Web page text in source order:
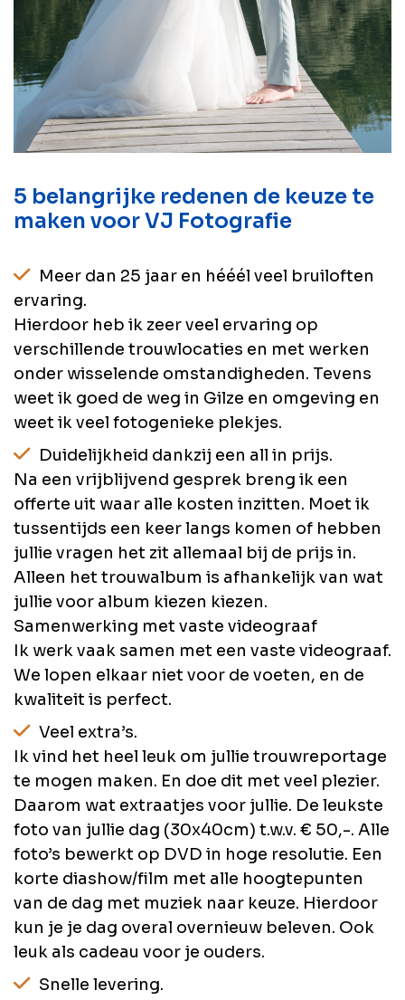
5 belangrijke redenen de keuze te
maken voor VJ Fotografie
Meer dan 25 jaar en hééél veel bruiloften
ervaring.
Hierdoor heb ik zeer veel ervaring op
verschillende trouwlocaties en met werken
onder wisselende omstandigheden. Tevens
weet ik goed de weg in Gilze en omgeving en
weet ik veel fotogenieke plekjes.
Duidelijkheid dankzij een all in prijs.
Na een vrijblijvend gesprek breng ik een
offerte uit waar alle kosten inzitten. Moet ik
tussentijds een keer langs komen of hebben
jullie vragen het zit allemaal bij de prijs in.
Alleen het trouwalbum is afhankelijk van wat
jullie voor album kiezen kiezen.
Samenwerking met vaste videograaf
Ik werk vaak samen met een vaste videograaf.
We lopen elkaar niet voor de voeten, en de
kwaliteit is perfect.
Veel extra’s.
Ik vind het heel leuk om jullie trouwreportage
te mogen maken. En doe dit met veel plezier.
Daarom wat extraatjes voor jullie. De leukste
foto van jullie dag (30x40cm) t.w.v. € 50,-. Alle
foto’s bewerkt op DVD in hoge resolutie. Een
korte diashow/film met alle hoogtepunten
van de dag met muziek naar keuze. Hierdoor
kun je je dag overal overnieuw beleven. Ook
leuk als cadeau voor je ouders.
Snelle levering.